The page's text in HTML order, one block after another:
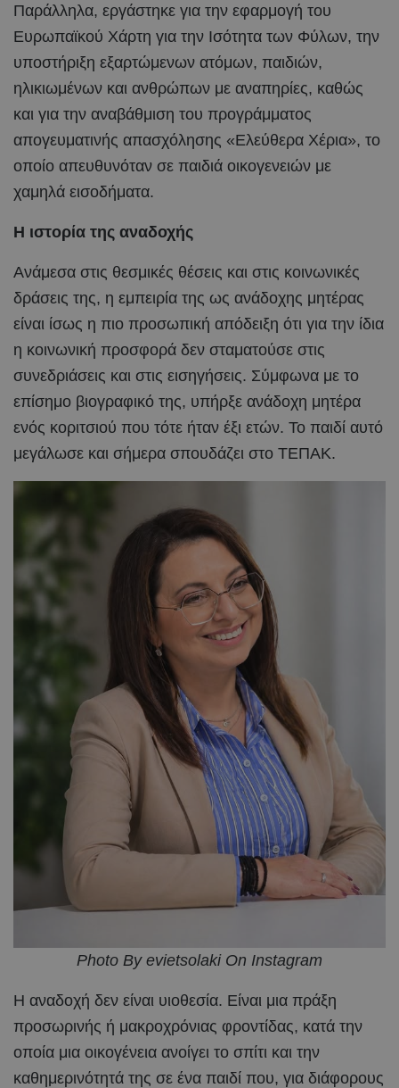
Παράλληλα, εργάστηκε για την εφαρμογή του
Ευρωπαϊκού Χάρτη για την Ισότητα των Φύλων, την
υποστήριξη εξαρτώμενων ατόμων, παιδιών,
ηλικιωμένων και ανθρώπων με αναπηρίες, καθώς
και για την αναβάθμιση του προγράμματος
απογευματινής απασχόλησης «Ελεύθερα Χέρια», το
οποίο απευθυνόταν σε παιδιά οικογενειών με
χαμηλά εισοδήματα.
Η ιστορία της αναδοχής
Ανάμεσα στις θεσμικές θέσεις και στις κοινωνικές
δράσεις της, η εμπειρία της ως ανάδοχης μητέρας
είναι ίσως η πιο προσωπική απόδειξη ότι για την ίδια
η κοινωνική προσφορά δεν σταματούσε στις
συνεδριάσεις και στις εισηγήσεις. Σύμφωνα με το
επίσημο βιογραφικό της, υπήρξε ανάδοχη μητέρα
ενός κοριτσιού που τότε ήταν έξι ετών. Το παιδί αυτό
μεγάλωσε και σήμερα σπουδάζει στο ΤΕΠΑΚ.
Photo By evietsolaki On Instagram
Η αναδοχή δεν είναι υιοθεσία. Είναι μια πράξη
προσωρινής ή μακροχρόνιας φροντίδας, κατά την
οποία μια οικογένεια ανοίγει το σπίτι και την
καθημερινότητά της σε ένα παιδί που, για διάφορους